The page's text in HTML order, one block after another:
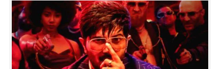
LIFESTYLE
SPIRITUAL
INFO+